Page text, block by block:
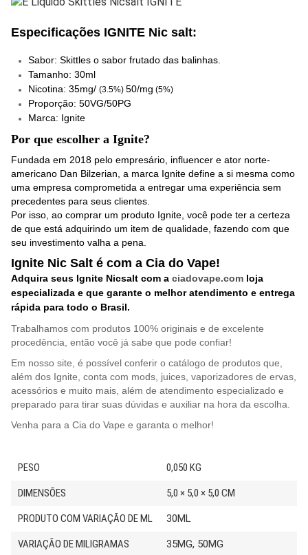
Especificações IGNITE Nic salt:
Sabor: Skittles o sabor frutado das balinhas.
Tamanho: 30ml
Nicotina: 35mg/ (3.5%) 50/mg (5%)​
Proporção: 50VG/50PG
Marca: Ignite
Por que escolher a Ignite?
Fundada em 2018 pelo empresário, influencer e ator norte-
americano Dan Bilzerian, a marca Ignite define a si mesma como
uma empresa comprometida a entregar uma experiência sem
precedentes para seus clientes.
Por isso, ao comprar um produto Ignite, você pode ter a certeza
de que está adquirindo um item de qualidade, fazendo com que
seu investimento valha a pena.
Ignite Nic Salt é com a Cia do Vape!
Adquira seus Ignite Nicsalt com a ciadovape.com loja
especializada e que garante o melhor atendimento e entrega
rápida para todo o Brasil.
Trabalhamos com produtos 100% originais e de excelente
procedência, então você já sabe que pode confiar!
Em nosso site, é possível conferir o catálogo de produtos que,
além dos Ignite, conta com mods, juices, vaporizadores de ervas,
acessórios e muito mais, além de atendimento especializado e
preparado para tirar suas dúvidas e auxiliar na hora da escolha.
Venha para a Cia do Vape e garanta o melhor!
PESO 0,050 KG
DIMENSÕES 5,0 × 5,0 × 5,0 CM
PRODUTO COM VARIAÇÃO DE ML 30ML
VARIAÇÃO DE MILIGRAMAS 35MG, 50MG